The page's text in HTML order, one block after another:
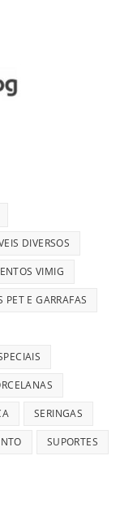
DIVERSOS
VIMIG
PET E GARRAFAS
SERINGAS
SUPORTES